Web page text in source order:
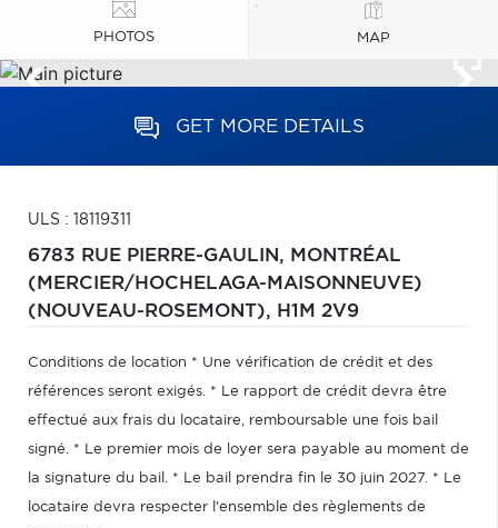
PHOTOS MAP
GET MORE DETAILS
ULS : 18119311
6783 RUE PIERRE-GAULIN, MONTRÉAL
(MERCIER/HOCHELAGA-MAISONNEUVE)
(NOUVEAU-ROSEMONT), H1M 2V9
Conditions de location * Une vérification de crédit et des
références seront exigés. * Le rapport de crédit devra être
effectué aux frais du locataire, remboursable une fois bail
signé. * Le premier mois de loyer sera payable au moment de
la signature du bail. * Le bail prendra fin le 30 juin 2027. * Le
locataire devra respecter l'ensemble des règlements de